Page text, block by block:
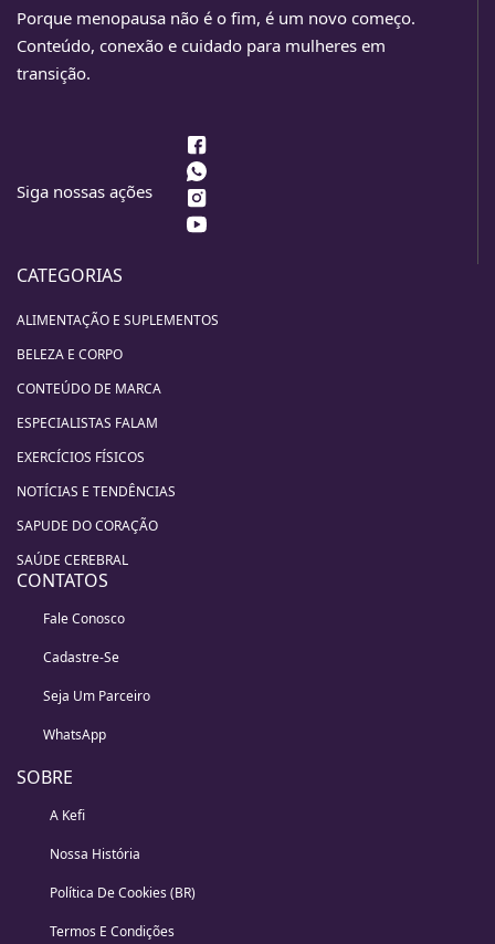
Porque menopausa não é o fim, é um novo começo.
Conteúdo, conexão e cuidado para mulheres em
transição.
Siga nossas ações
CATEGORIAS
ALIMENTAÇÃO E SUPLEMENTOS
BELEZA E CORPO
CONTEÚDO DE MARCA
ESPECIALISTAS FALAM
EXERCÍCIOS FÍSICOS
NOTÍCIAS E TENDÊNCIAS
SAPUDE DO CORAÇÃO
SAÚDE CEREBRAL
CONTATOS
Fale Conosco
Cadastre-Se
Seja Um Parceiro
WhatsApp
SOBRE
A Kefi
Nossa História
Política De Cookies (BR)
Termos E Condições